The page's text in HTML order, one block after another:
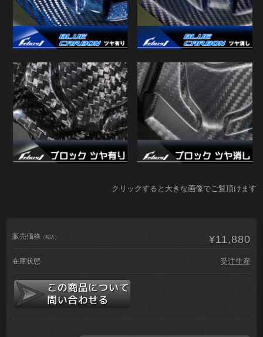
クリックすると大きな画像でご覧頂けます
販売価格 （税込） ¥11,880
在庫状態 受注生産